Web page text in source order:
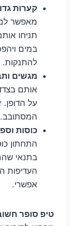
קערות
מאפשר
תניחו
במים
להתנקות.
מגשים
אותם
על
המסתובב.
כוסות
התחתון
בתנאי
העדיפות
אפשרי.
טיפ סופר